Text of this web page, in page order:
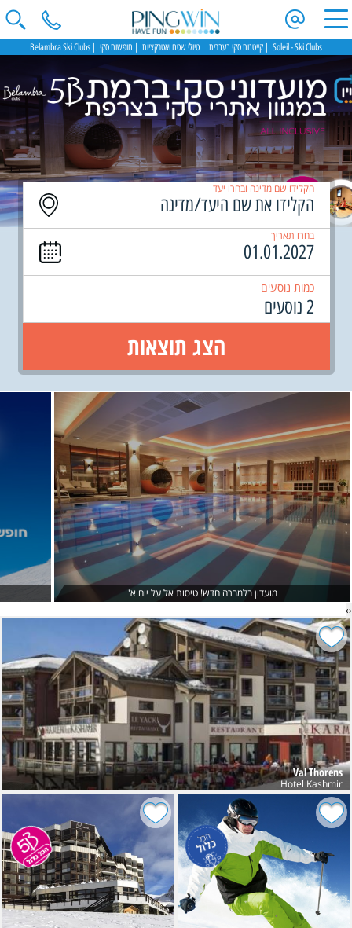
Soleil - Ski Clubs קייטנות סקי בעברית טיולי שטח ואטרקציות חופשות סקי Belambra Ski Clubs
‹
›
הקלידו שם מדינה ובחרו יעד
בחרו תאריך
כמות נוסעים
2 נוסעים
הצג תוצאות
מועדון בלמברה חדש! טיסות אל על יום א'
‹
›
Val Thorens
Hotel Kashmir